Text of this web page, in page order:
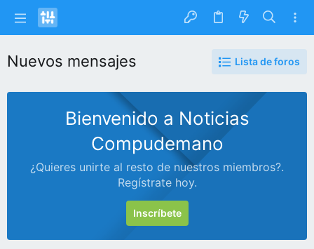
Nuevos mensajes Lista de foros
Bienvenido a Noticias
Compudemano
¿Quieres unirte al resto de nuestros miembros?.
Regístrate hoy.
Inscríbete